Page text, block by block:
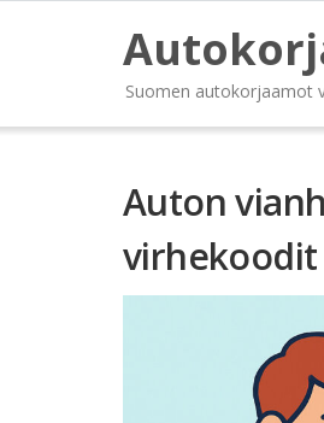
Suomen autokorjaamot
Auton
virhekoodit